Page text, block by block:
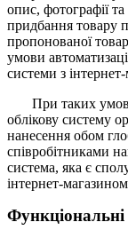
опис, фотографії
придбання товару
пропонованої
умови
системи з
При таких
облікову систему
нанесення обом
співробітниками
система, яка є
інтернет-